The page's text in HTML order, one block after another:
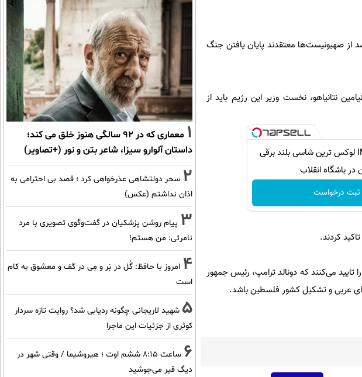
نتایج نظرسنجی موسسه اسرائیلی آکورد نشان می‌دهد که ۵۸ درصد از صهیونیست‌ها معتقدند پایان یافتن جنگ
معتقدند که بنیامین نتانیاهو، نخست وزیر این رژیم باید از
بازدید از IM LS7 لوکس ترین شاسی بلند برقی
در باشگاه انقلاب
ثبت درخواست
از صهیونیست‌ها این امر را تایید می‌کنند که دونالد ترامپ، رئیس جمهور
عربی و تشکیل کشور فلسطین باشد.
1
معماری که در 92 سالگی هنوز خلق می کند؛
داستان آلوارو سیزا، شاعر بتن و نور (+تصاویر)
2 سحر دولتشاهی عذرخواهی کرد ؛ قصد بی احترامی به
اذان نداشتم (عکس)
3 پیام روشن پزشکیان در گفت‌و‌گوی تصویری با مرد
نامرئی: من هستم!
4 امروز با حافظ: گُل در بَر و مِی در کَف و معشوق به کام
است
5 شهید لاریجانی چگونه ردیابی شد؟ روایت تازه سردار
کوثری از جزئیات این ماجرا
6
ساعت ۸:۱۵ ششم اوت ؛ هیروشیما / وقتی شهر در
دیگ قیر می‌جوشید